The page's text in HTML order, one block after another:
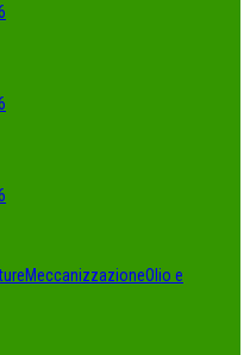
MeccanizzazioneOlio e